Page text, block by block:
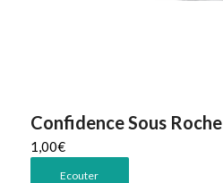
Confidence Sous Roche
1,00€
Ecouter